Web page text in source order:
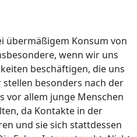
übermäßigem Konsum von
wenn wir uns
beschäftigen, die uns
besonders nach der
vor allem junge Menschen
da Kontakte in der
und sie sich stattdessen